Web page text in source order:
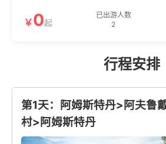
￥0起
已出游人数
2
行程安排
第1天：阿姆斯特丹>阿夫鲁
村>阿姆斯特丹